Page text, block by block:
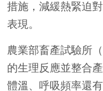
措施，減緩熱緊迫
表現。
農業部畜產試驗所
的生理反應並整合
體溫、呼吸頻率還